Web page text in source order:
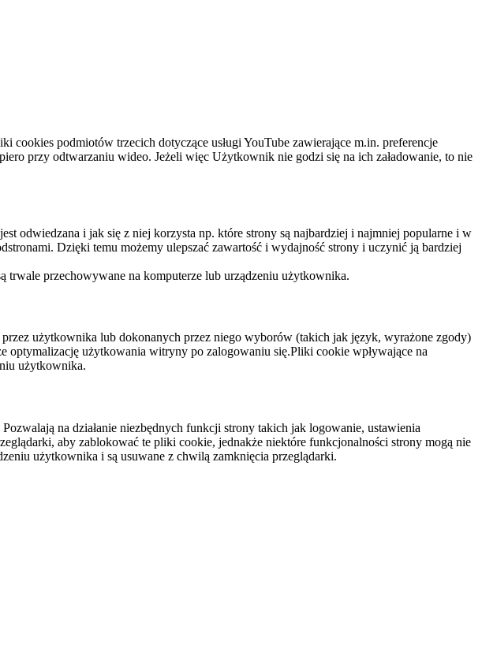
podmiotów trzecich dotyczące usługi YouTube zawierające m.in. preferencje
przy odtwarzaniu wideo. Jeżeli więc Użytkownik nie godzi się na ich załadowanie, to nie
odwiedzana i jak się z niej korzysta np. które strony są najbardziej i najmniej popularne i w
Dzięki temu możemy ulepszać zawartość i wydajność strony i uczynić ją bardziej
trwale przechowywane na komputerze lub urządzeniu użytkownika.
użytkownika lub dokonanych przez niego wyborów (takich jak język, wyrażone zgody)
użytkowania witryny po zalogowaniu się.Pliki cookie wpływające na
użytkownika.
na działanie niezbędnych funkcji strony takich jak logowanie, ustawienia
aby zablokować te pliki cookie, jednakże niektóre funkcjonalności strony mogą nie
użytkownika i są usuwane z chwilą zamknięcia przeglądarki.